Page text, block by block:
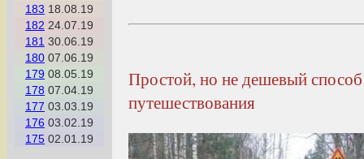
183 18.08.19
182 24.07.19
181 30.06.19
180 07.06.19
179 08.05.19
178 07.04.19
177 03.03.19
176 03.02.19
175 02.01.19
Простой, но не дешевый способ
путешествования